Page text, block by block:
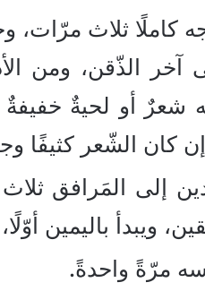
كاملًا ثلاث مرّات،
آخر الذّقن، ومن
شعرٌ أو لحيةٌ
كان الشّعر
إلى المَرافق
ويبدأ باليمين أوّلًا،
مرّةً واحدةً.